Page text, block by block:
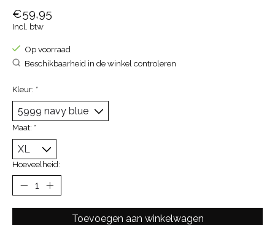
€59,95
Incl. btw
Op voorraad
Beschikbaarheid in de winkel controleren
Kleur: *
Maat: *
Hoeveelheid:
Toevoegen aan winkelwagen